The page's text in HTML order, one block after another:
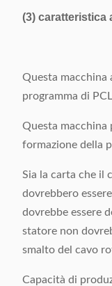
(3) caratteristica
Questa macchina
programma di
Questa macchina
formazione della
Sia la carta che il
dovrebbero
dovrebbe essere
statore non
smalto del cavo
Capacità di